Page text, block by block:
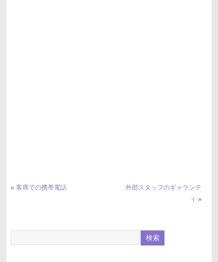
« 客席での携帯電話
外部スタッフのギャランテ
ィ »